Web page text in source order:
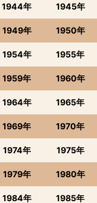
1944年 1945年
1949年 1950年
1954年 1955年
1959年 1960年
1964年 1965年
1969年 1970年
1974年 1975年
1979年 1980年
1984年 1985年